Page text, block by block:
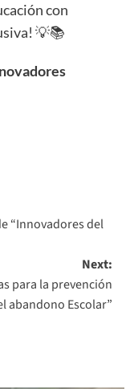
con
💡📚
“Innovadores del
Next:
para la prevención
abandono Escolar”